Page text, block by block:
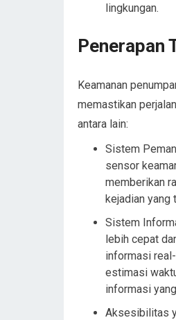
lingkungan.
Penerapan
Keamanan
memastikan
antara lain:
Sistem
sensor
memberikan
kejadian yang
Sistem
lebih cepat
informasi
estimasi
informasi
Aksesibilitas